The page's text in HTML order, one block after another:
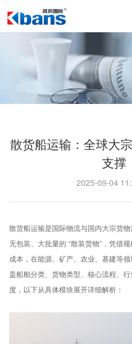
散货船运输：全球大
支撑
2025-09-04
散货船运输是国际物流与国内大宗货
无包装、大批量的 “散装货物”，凭借
成本，在能源、矿产、农业、基建等
盖船舶分类、货物类型、核心流程、
度，以下从具体模块展开详细解析：